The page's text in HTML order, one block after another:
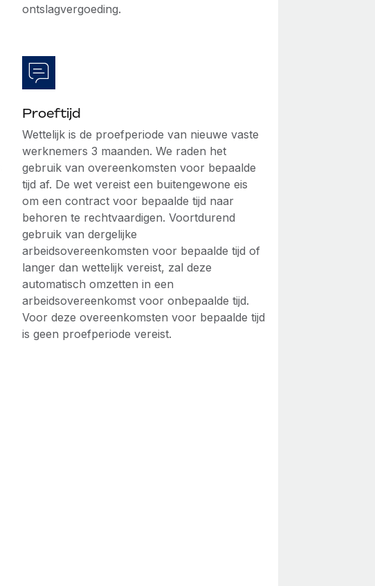
ontslagvergoeding.
Proeftijd
Wettelijk is de proefperiode van nieuwe vaste
werknemers 3 maanden. We raden het
gebruik van overeenkomsten voor bepaalde
tijd af. De wet vereist een buitengewone eis
om een contract voor bepaalde tijd naar
behoren te rechtvaardigen. Voortdurend
gebruik van dergelijke
arbeidsovereenkomsten voor bepaalde tijd of
langer dan wettelijk vereist, zal deze
automatisch omzetten in een
arbeidsovereenkomst voor onbepaalde tijd.
Voor deze overeenkomsten voor bepaalde tijd
is geen proefperiode vereist.